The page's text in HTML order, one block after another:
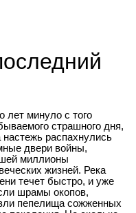
лет минуло с того
страшного дня,
настежь распахнулись
двери войны,
миллионы
жизней. Река
течет быстро, и уже
шрамы окопов,
пепелища сожженных